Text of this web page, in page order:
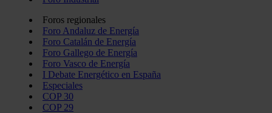
Foros regionales
Foro Andaluz de Energía
Foro Catalán de Energía
Foro Gallego de Energía
Foro Vasco de Energía
I Debate Energético en España
Especiales
COP 30
COP 29